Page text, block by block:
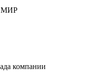
МИР
компании